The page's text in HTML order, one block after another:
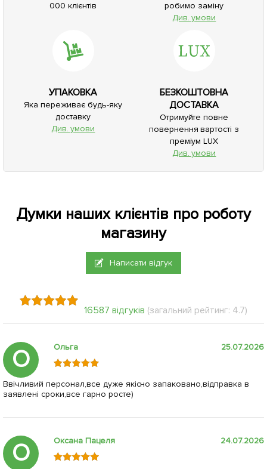
000 клієнтів
робимо заміну
Див. умови
УПАКОВКА
Яка переживає будь-яку
доставку
Див. умови
БЕЗКОШТОВНА
ДОСТАВКА
Отримуйте повне
повернення вартості з
преміум LUX
Див. умови
Думки наших клієнтів про роботу
магазину
Написати відгук
16587 відгуків (загальний рейтинг: 4.7)
О Ольга 25.07.2026
Ввічливий персонал,все дуже якісно запаковано,відправка в
заявлені сроки,все гарно росте)
О Оксана Пацеля 24.07.2026